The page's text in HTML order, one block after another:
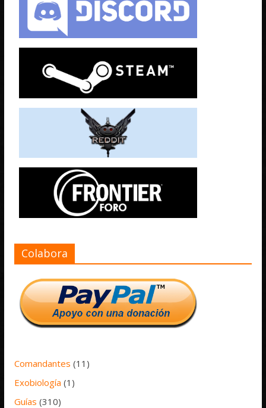
Colabora
Comandantes (11)
Exobiología (1)
Guías (310)